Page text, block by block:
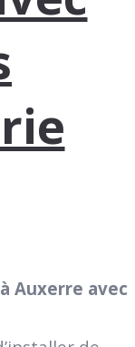
Auxerre avec